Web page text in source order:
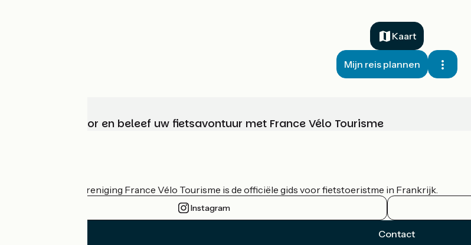
Kaart
Mijn reis plannen
Kies, bereid voor en beleef uw fietsavontuur met France Vélo Tourisme
De nationale vereniging France Vélo Tourisme is de officiële gids voor fietstoeristme in Frankrijk.
Instagram
Contact